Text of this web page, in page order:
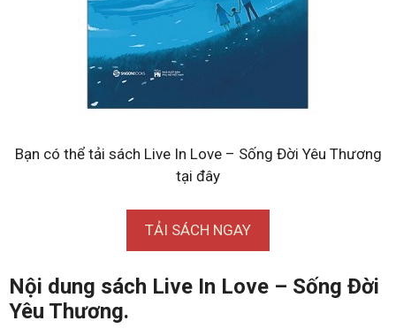
Bạn có thể tải sách Live In Love – Sống Đời Yêu Thương
tại đây
TẢI SÁCH NGAY
Nội dung sách Live In Love – Sống Đời
Yêu Thương.